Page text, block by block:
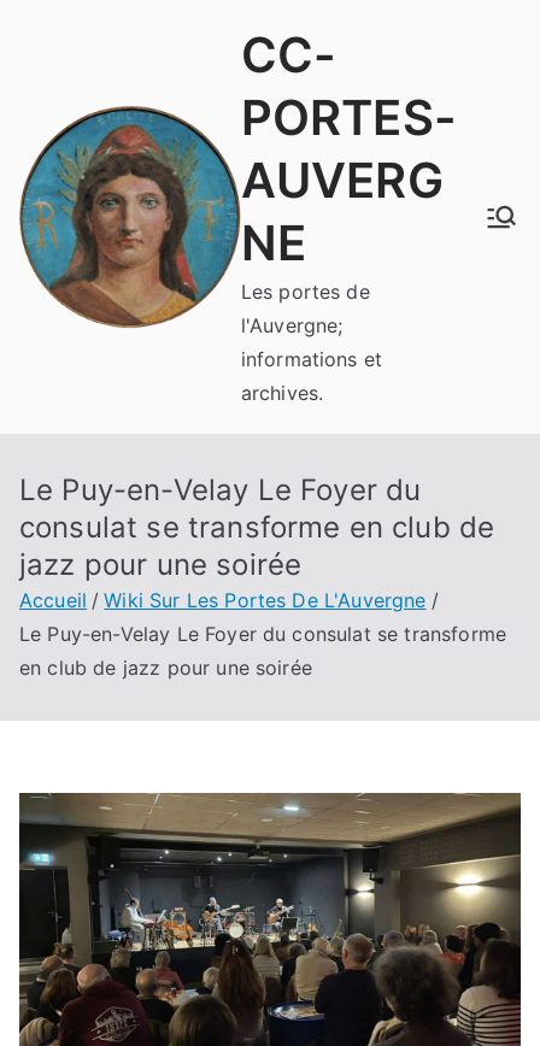
CC-
PORTES-
AUVERG
NE
Les portes de
l'Auvergne;
informations et
archives.
Le Puy-en-Velay Le Foyer du
consulat se transforme en club de
jazz pour une soirée
Accueil
Wiki Sur Les Portes De L'Auvergne
Le Puy-en-Velay Le Foyer du consulat se transforme
en club de jazz pour une soirée